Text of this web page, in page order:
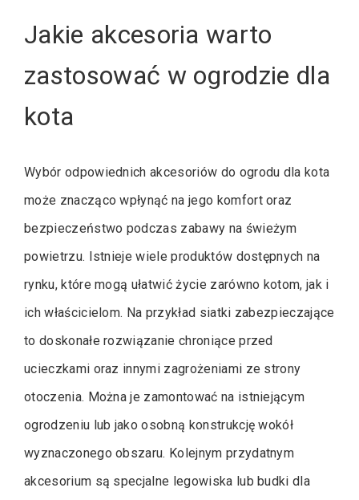
Jakie akcesoria warto
zastosować w ogrodzie dla
kota
Wybór odpowiednich akcesoriów do ogrodu dla kota
może znacząco wpłynąć na jego komfort oraz
bezpieczeństwo podczas zabawy na świeżym
powietrzu. Istnieje wiele produktów dostępnych na
rynku, które mogą ułatwić życie zarówno kotom, jak i
ich właścicielom. Na przykład siatki zabezpieczające
to doskonałe rozwiązanie chroniące przed
ucieczkami oraz innymi zagrożeniami ze strony
otoczenia. Można je zamontować na istniejącym
ogrodzeniu lub jako osobną konstrukcję wokół
wyznaczonego obszaru. Kolejnym przydatnym
akcesorium są specjalne legowiska lub budki dla